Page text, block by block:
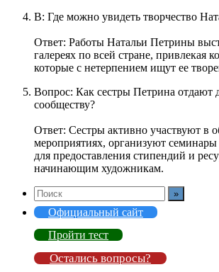
В: Где можно увидеть творчество
Ответ: Работы Натальи Петрины
галереях по всей стране, привлекая
которые с нетерпением ищут ее
Вопрос: Как сестры Петрина отдают
сообществу?
Ответ: Сестры активно участвуют в
мероприятиях, организуют
для предоставления стипендий и
начинающим художникам.
Официальный сайт
Пройти тест
Остались вопросы?